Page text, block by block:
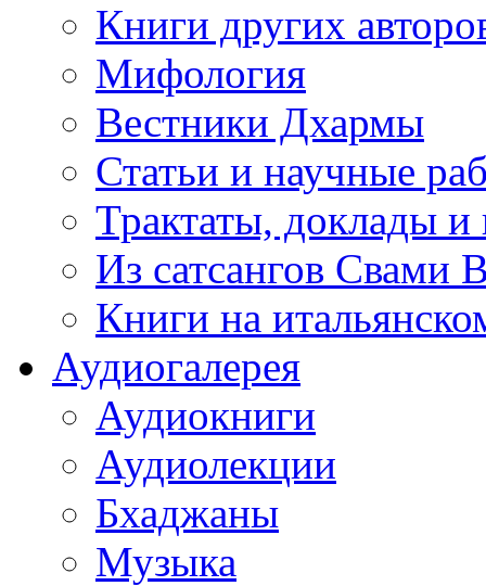
Книги других
Мифология
Вестники Дхармы
Статьи и научные
Трактаты, доклады
Из сатсангов Свами
Книги на
Аудиогалерея
Аудиокниги
Аудиолекции
Бхаджаны
Музыка